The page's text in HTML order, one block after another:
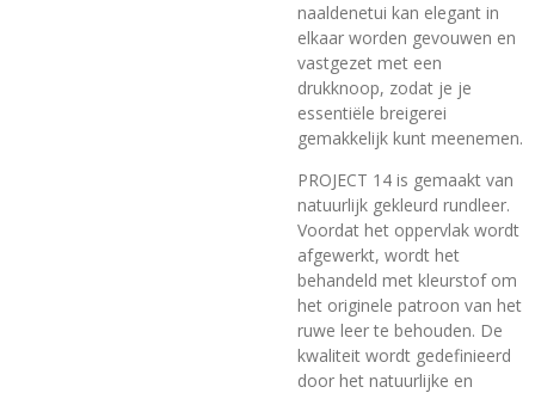
naaldenetui kan elegant in
elkaar worden gevouwen en
vastgezet met een
drukknoop, zodat je je
essentiële breigerei
gemakkelijk kunt meenemen.
PROJECT 14 is gemaakt van
natuurlijk gekleurd rundleer.
Voordat het oppervlak wordt
afgewerkt, wordt het
behandeld met kleurstof om
het originele patroon van het
ruwe leer te behouden. De
kwaliteit wordt gedefinieerd
door het natuurlijke en